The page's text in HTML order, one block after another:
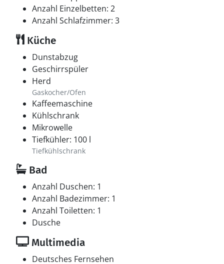
Anzahl Einzelbetten: 2
Anzahl Schlafzimmer: 3
Küche
Dunstabzug
Geschirrspüler
Herd
Gaskocher/Ofen
Kaffeemaschine
Kühlschrank
Mikrowelle
Tiefkühler: 100 l
Tiefkühlschrank
Bad
Anzahl Duschen: 1
Anzahl Badezimmer: 1
Anzahl Toiletten: 1
Dusche
Multimedia
Deutsches Fernsehen